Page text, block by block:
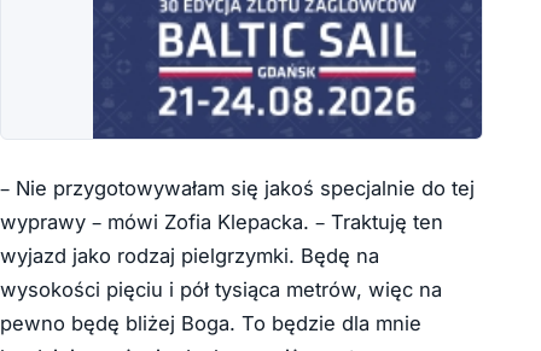
– Nie przygotowywałam się jakoś specjalnie do tej
wyprawy – mówi Zofia Klepacka. – Traktuję ten
wyjazd jako rodzaj pielgrzymki. Będę na
wysokości pięciu i pół tysiąca metrów, więc na
pewno będę bliżej Boga. To będzie dla mnie